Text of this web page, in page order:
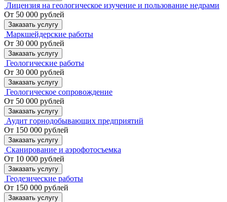
Лицензия на геологическое изучение и пользование недрами
От 50 000 рублей
Заказать услугу
Маркшейдерские работы
От 30 000 рублей
Заказать услугу
Геологические работы
От 30 000 рублей
Заказать услугу
Геологическое сопровождение
От 50 000 рублей
Заказать услугу
Аудит горнодобывающих предприятий
От 150 000 рублей
Заказать услугу
Сканирование и аэрофотосъемка
От 10 000 рублей
Заказать услугу
Геодезические работы
От 150 000 рублей
Заказать услугу